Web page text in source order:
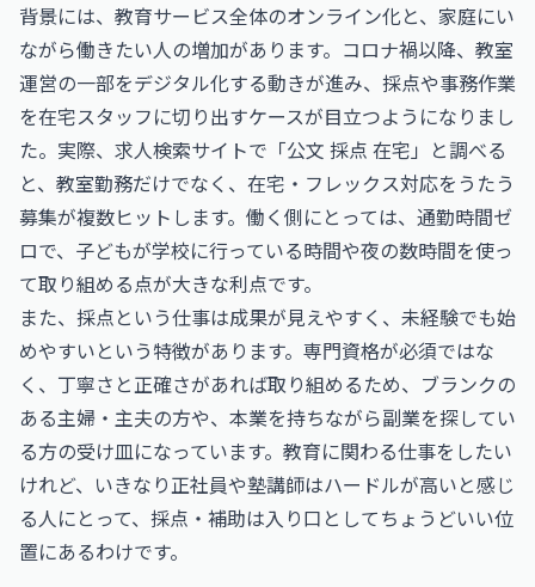
背景には、教育サービス全体のオンライン化と、家庭にい
ながら働きたい人の増加があります。コロナ禍以降、教室
運営の一部をデジタル化する動きが進み、採点や事務作業
を在宅スタッフに切り出すケースが目立つようになりまし
た。実際、求人検索サイトで「公文 採点 在宅」と調べる
と、教室勤務だけでなく、在宅・フレックス対応をうたう
募集が複数ヒットします。働く側にとっては、通勤時間ゼ
ロで、子どもが学校に行っている時間や夜の数時間を使っ
て取り組める点が大きな利点です。
また、採点という仕事は成果が見えやすく、未経験でも始
めやすいという特徴があります。専門資格が必須ではな
く、丁寧さと正確さがあれば取り組めるため、ブランクの
ある主婦・主夫の方や、本業を持ちながら副業を探してい
る方の受け皿になっています。教育に関わる仕事をしたい
けれど、いきなり正社員や塾講師はハードルが高いと感じ
る人にとって、採点・補助は入り口としてちょうどいい位
置にあるわけです。